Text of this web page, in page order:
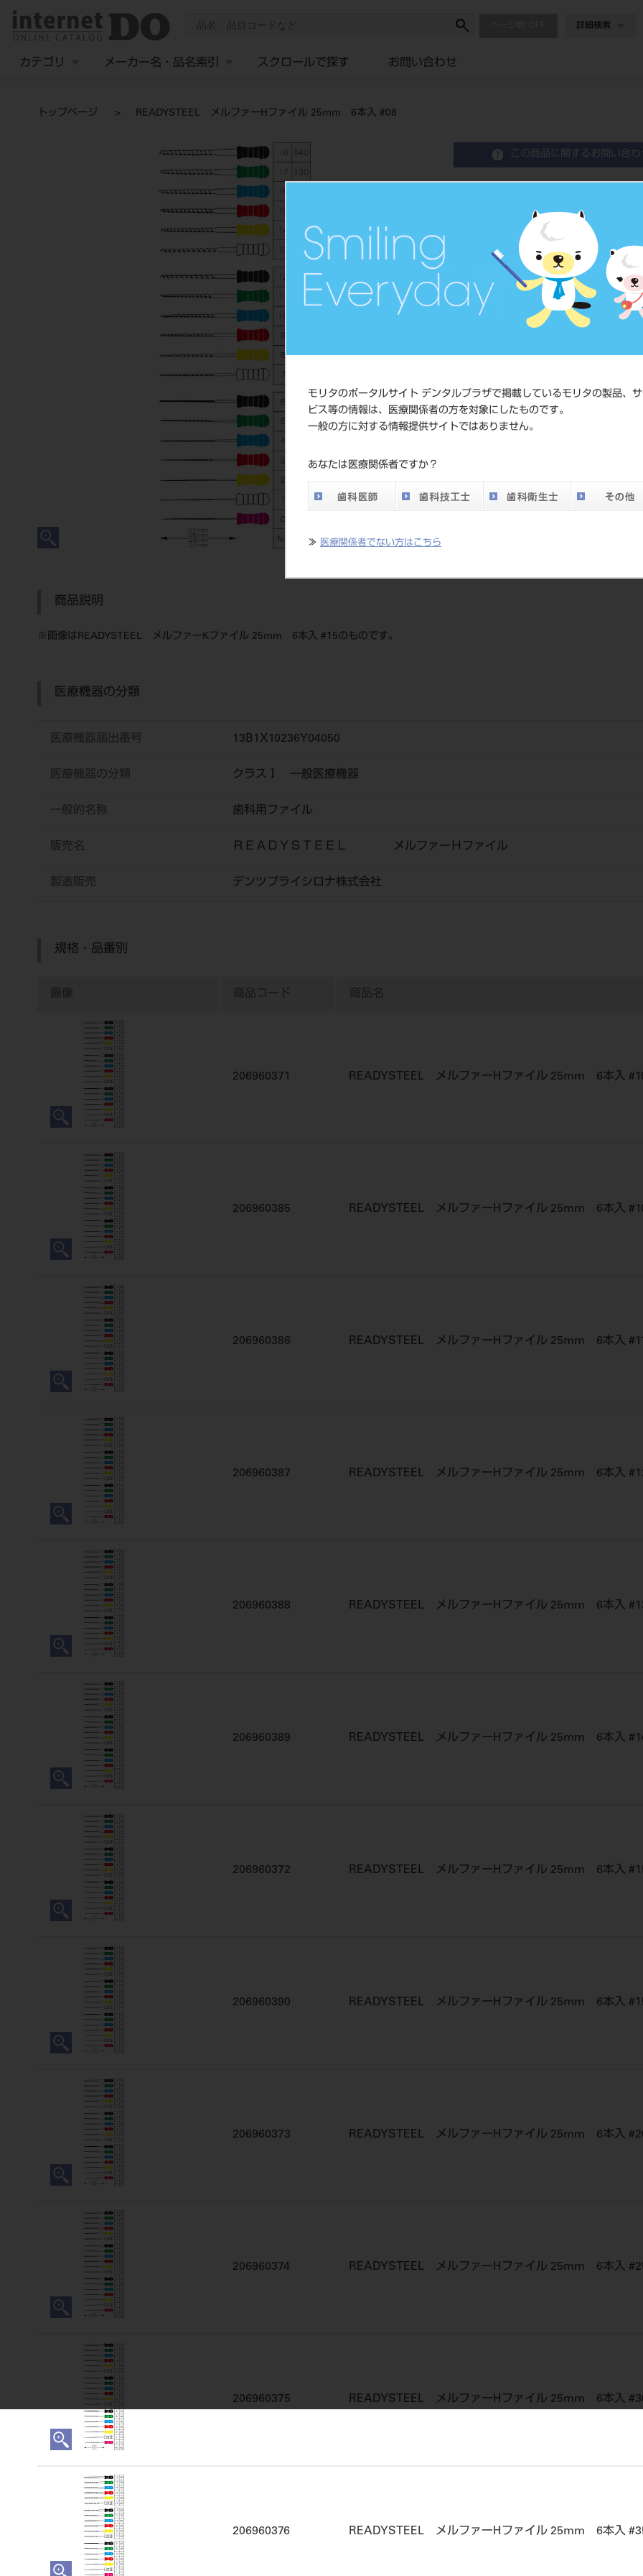
モリタのポータルサイト デンタルプラザで掲載しているモリタの製品、
ビス等の情報は、医療関係者の方を対象にしたものです。
一般の方に対する情報提供サイトではありません。
あなたは医療関係者ですか？
≫ 医療関係者でない方はこちら
詳細検索
カテゴリ メーカー名・品名索引 スクロールで探す お問い合わせ
トップページ READYSTEEL メルファーHファイル 25mm 6本入 #08
この商品に関するお問い合わ
Micro Dia Files
品目コード
JAN/EANコード
い。
DO vol.26 掲載ペー
商品説明
※画像はREADYSTEEL メルファーKファイル 25mm 6本入 #15のものです。
医療機器の分類
医療機器届出番号 13B1X10236Y04050
医療機器の分類 クラスⅠ 一般医療機器
一般的名称 歯科用ファイル
販売名 ＲＥＡＤＹＳＴＥＥＬ メルファーＨファイル
製造販売 デンツプライシロナ株式会社
規格・品番別
画像 商品コード 商品名
206960371 READYSTEEL メルファーHファイル 25mm 6本入
206960385 READYSTEEL メルファーHファイル 25mm 6本入
206960386 READYSTEEL メルファーHファイル 25mm 6本入
206960387 READYSTEEL メルファーHファイル 25mm 6本入
206960388 READYSTEEL メルファーHファイル 25mm 6本入
206960389 READYSTEEL メルファーHファイル 25mm 6本入
206960372 READYSTEEL メルファーHファイル 25mm 6本入
206960390 READYSTEEL メルファーHファイル 25mm 6本入
206960373 READYSTEEL メルファーHファイル 25mm 6本入
206960374 READYSTEEL メルファーHファイル 25mm 6本入
206960375 READYSTEEL メルファーHファイル 25mm 6本入
206960376 READYSTEEL メルファーHファイル 25mm 6本入